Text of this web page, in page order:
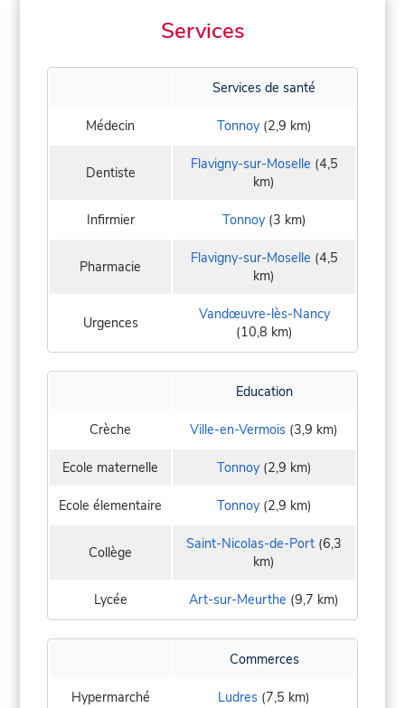
Services
Services de santé
Médecin Tonnoy(2,9 km)
Dentiste Flavigny-sur-Moselle (4,5
km)
Infirmier Tonnoy(3 km)
Pharmacie Flavigny-sur-Moselle (4,5
km)
Urgences
Vandœuvre-lès-Nancy
(10,8 km)
Education
Crèche Ville-en-Vermois (3,9 km)
Ecole maternelle Tonnoy(2,9 km)
Ecole élementaire Tonnoy(2,9 km)
Collège Saint-Nicolas-de-Port (6,3
km)
Lycée Art-sur-Meurthe (9,7 km)
Commerces
Hypermarché Ludres (7,5 km)